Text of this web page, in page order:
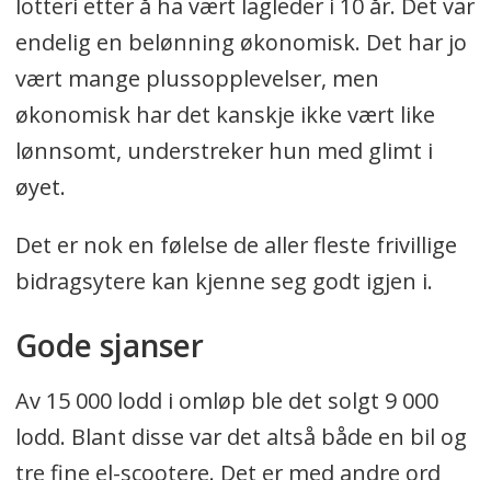
endelig en belønning økonomisk. Det har jo
vært mange plussopplevelser, men
økonomisk har det kanskje ikke vært like
lønnsomt, understreker hun med glimt i
øyet.
Det er nok en følelse de aller fleste frivillige
bidragsytere kan kjenne seg godt igjen i.
Gode sjanser
Av 15 000 lodd i omløp ble det solgt 9 000
lodd. Blant disse var det altså både en bil og
tre fine el-scootere. Det er med andre ord